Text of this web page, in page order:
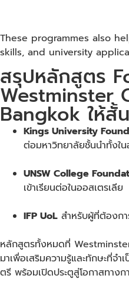
These programmes also
skills, and university
สรุปหลักสูตร
Westminster
Bangkok ให้สั้
Kings University
ต่อมหาวิทยาลัยชั้นนำทั้งใ
UNSW College
เข้าเรียนต่อในออสเตรเลีย
IFP UoL สำหรับผู้ที่ต้องก
หลักสูตรทั้งหมดที่
มาเพื่อเสริมความรู้และทักษะที่จ
ตรี พร้อมเปิดประตูสู่โอกาสทางก